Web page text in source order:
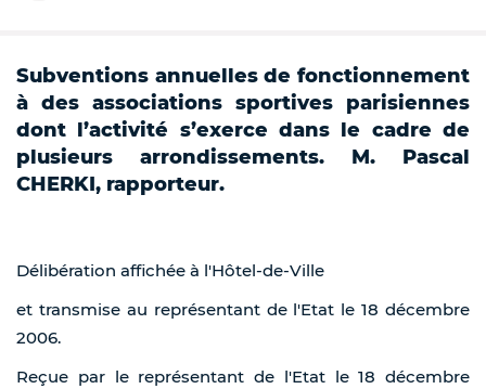
Subventions annuelles de fonctionnement
à des associations sportives parisiennes
dont l’activité s’exerce dans le cadre de
plusieurs arrondissements. M. Pascal
CHERKI, rapporteur.
Délibération affichée à l'Hôtel-de-Ville
et transmise au représentant de l'Etat le 18 décembre
2006.
Reçue par le représentant de l'Etat le 18 décembre